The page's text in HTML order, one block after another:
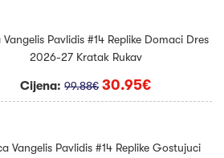
Vangelis Pavlidis #14 Replike Domaci Dres
2026-27 Kratak Rukav
Cijena:99.88€ 30.95€
Vangelis Pavlidis #14 Replike Gostujuci